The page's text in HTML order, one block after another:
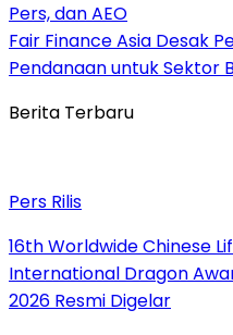
Pers, dan AEO
Fair Finance Asia Desak
Pendanaan untuk Sektor
Berita Terbaru
Pers Rilis
16th Worldwide Chinese
International Dragon
2026 Resmi Digelar